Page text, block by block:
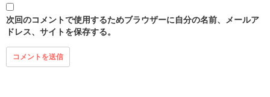
次回のコメントで使用するためブラウザーに自分の名前、メールア
ドレス、サイトを保存する。